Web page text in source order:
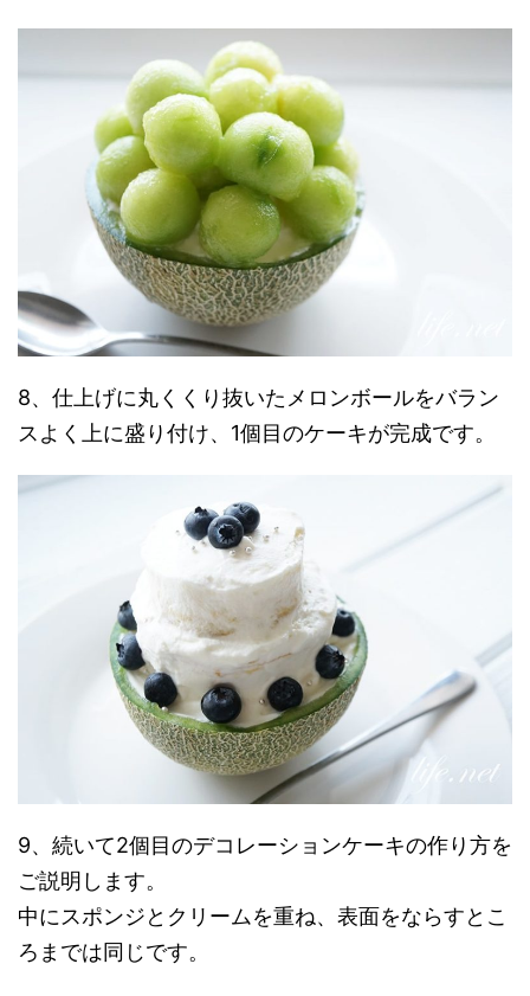
8、仕上げに丸くくり抜いたメロンボールをバラン
スよく上に盛り付け、1個目のケーキが完成です。
9、続いて2個目のデコレーションケーキの作り方を
ご説明します。
中にスポンジとクリームを重ね、表面をならすとこ
ろまでは同じです。